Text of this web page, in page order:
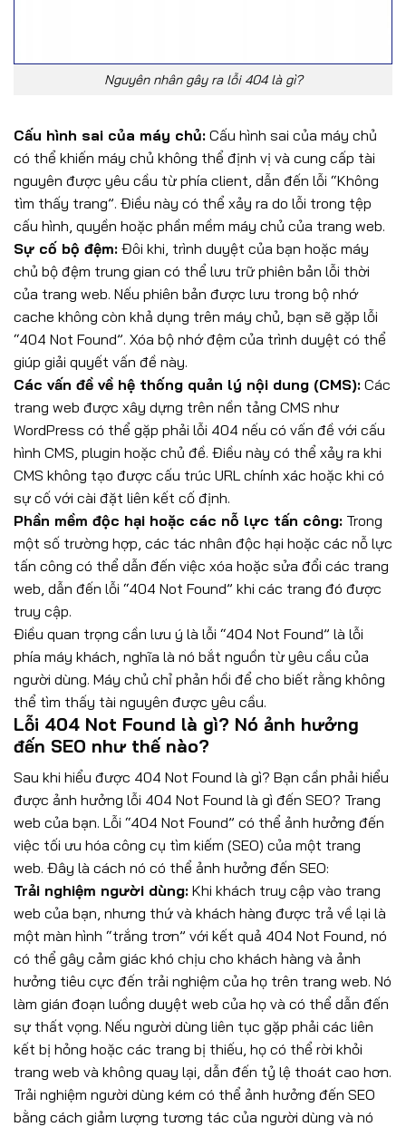
Nguyên nhân gây ra lỗi 404 là gì?
Cấu hình sai của máy chủ: Cấu hình sai của máy chủ
có thể khiến máy chủ không thể định vị và cung cấp tài
nguyên được yêu cầu từ phía client, dẫn đến lỗi “Không
tìm thấy trang”. Điều này có thể xảy ra do lỗi trong tệp
cấu hình, quyền hoặc phần mềm máy chủ của trang web.
Sự cố bộ đệm: Đôi khi, trình duyệt của bạn hoặc máy
chủ bộ đệm trung gian có thể lưu trữ phiên bản lỗi thời
của trang web. Nếu phiên bản được lưu trong bộ nhớ
cache không còn khả dụng trên máy chủ, bạn sẽ gặp lỗi
“404 Not Found”. Xóa bộ nhớ đệm của trình duyệt có thể
giúp giải quyết vấn đề này.
Các vấn đề về hệ thống quản lý nội dung (CMS): Các
trang web được xây dựng trên nền tảng CMS như
WordPress có thể gặp phải lỗi 404 nếu có vấn đề với cấu
hình CMS, plugin hoặc chủ đề. Điều này có thể xảy ra khi
CMS không tạo được cấu trúc URL chính xác hoặc khi có
sự cố với cài đặt liên kết cố định.
Phần mềm độc hại hoặc các nỗ lực tấn công: Trong
một số trường hợp, các tác nhân độc hại hoặc các nỗ lực
tấn công có thể dẫn đến việc xóa hoặc sửa đổi các trang
web, dẫn đến lỗi “404 Not Found” khi các trang đó được
truy cập.
Điều quan trọng cần lưu ý là lỗi “404 Not Found” là lỗi
phía máy khách, nghĩa là nó bắt nguồn từ yêu cầu của
người dùng. Máy chủ chỉ phản hồi để cho biết rằng không
thể tìm thấy tài nguyên được yêu cầu.
Lỗi 404 Not Found là gì? Nó ảnh hưởng
đến SEO như thế nào?
Sau khi hiểu được 404 Not Found là gì? Bạn cần phải hiểu
được ảnh hưởng lỗi 404 Not Found là gì đến SEO? Trang
web của bạn. Lỗi “404 Not Found” có thể ảnh hưởng đến
việc tối ưu hóa công cụ tìm kiếm (SEO) của một trang
web. Đây là cách nó có thể ảnh hưởng đến SEO:
Trải nghiệm người dùng: Khi khách truy cập vào trang
web của bạn, nhưng thứ và khách hàng được trả về lại là
một màn hình “trắng trơn” với kết quả 404 Not Found, nó
có thể gây cảm giác khó chịu cho khách hàng và ảnh
hưởng tiêu cực đến trải nghiệm của họ trên trang web. Nó
làm gián đoạn luồng duyệt web của họ và có thể dẫn đến
sự thất vọng. Nếu người dùng liên tục gặp phải các liên
kết bị hỏng hoặc các trang bị thiếu, họ có thể rời khỏi
trang web và không quay lại, dẫn đến tỷ lệ thoát cao hơn.
Trải nghiệm người dùng kém có thể ảnh hưởng đến SEO
bằng cách giảm lượng tương tác của người dùng và nó